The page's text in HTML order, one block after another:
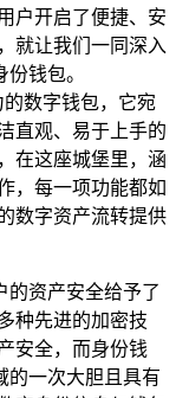
户开启了便捷、安
就让我们一同深入
钱包。
的数字钱包，它宛
直观、易于上手的
在这座城堡里，涵
，每一项功能都如
数字资产流转提供
的资产安全给予了
种先进的加密技
安全，而身份钱
的一次大胆且具有